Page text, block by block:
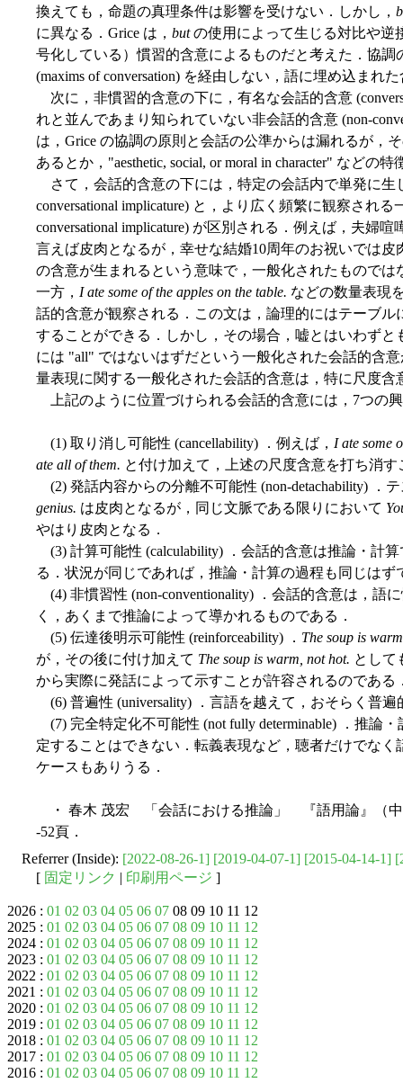
換えても，命題の真理条件は影響を受けない．しかし，
に異なる．Grice は， butの使用によって生じる対比や逆
号化している）慣習的含意によるものだと考えた．協調
(maxims of conversation) を経由しない，語に埋め込まれ
次に，非慣習的含意の下に，有名な会話的含意
れと並んであまり知られていない非会話的含意 (non-
は，Grice の協調の原則と会話の公準からは漏れるが，
あるとか，"aesthetic, social, or moral in character" などの
さて，会話的含意の下には，特定の会話内で単発に生
conversational implicature) と，より広く頻繁に観察される
conversational implicature) が区別される．例えば，夫婦
言えば皮肉となるが，幸せな結婚10周年のお祝いでは
の含意が生まれるという意味で，一般化されたもので
一方， I ate some of the apples on the table. などの数量表現
話的含意が観察される．この文は，論理的にはテーブ
することができる．しかし，その場合，嘘とはいわずと
には "all" ではないはずだという一般化された会話的含
量表現に関する一般化された会話的含意は，特に尺度含
上記のように位置づけられる会話的含意には，7つの
(1) 取り消し可能性 (cancellability) ．例えば， I ate some
ate all of them. と付け加えて，上述の尺度含意を打ち消す
(2) 発話内容からの分離不可能性 (non-detachability) ．
genius. は皮肉となるが，同じ文脈である限りにおいて
やはり皮肉となる．
(3) 計算可能性 (calculability) ．会話的含意は推論・計
る．状況が同じであれば，推論・計算の過程も同じはず
(4) 非慣習性 (non-conventionality) ．会話的含意は，語
く，あくまで推論によって導かれるものである．
(5) 伝達後明示可能性 (reinforceability) ． The soup is
が，その後に付け加えて The soup is warm, not hot. として
から実際に発話によって示すことが許容されるのである
(6) 普遍性 (universality) ．言語を越えて，おそらく普遍
(7) 完全特定化不可能性 (not fully determinable) ．推論
定することはできない．転義表現など，聴者だけでな
ケースもありうる．
・ 春木 茂宏 「会話における推論」 『語用論』（
-52頁．
Referrer (Inside): [2022-08-26-1] [2019-04-07-1] [2015-04-14-1]
[ 固定リンク | 印刷用ページ ]
2026 : 01 02 03 04 05 06 07 08 09 10 11 12
2025 : 01 02 03 04 05 06 07 08 09 10 11 12
2024 : 01 02 03 04 05 06 07 08 09 10 11 12
2023 : 01 02 03 04 05 06 07 08 09 10 11 12
2022 : 01 02 03 04 05 06 07 08 09 10 11 12
2021 : 01 02 03 04 05 06 07 08 09 10 11 12
2020 : 01 02 03 04 05 06 07 08 09 10 11 12
2019 : 01 02 03 04 05 06 07 08 09 10 11 12
2018 : 01 02 03 04 05 06 07 08 09 10 11 12
2017 : 01 02 03 04 05 06 07 08 09 10 11 12
2016 : 01 02 03 04 05 06 07 08 09 10 11 12